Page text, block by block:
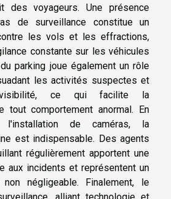
des voyageurs. Une présence
de surveillance constitue un
les vols et les effractions,
constante sur les véhicules
parking joue également un rôle
les activités suspectes et
ce qui facilite la
tout comportement anormal. En
l'installation de caméras, la
est indispensable. Des agents
régulièrement apportent une
aux incidents et représentent un
négligeable. Finalement, le